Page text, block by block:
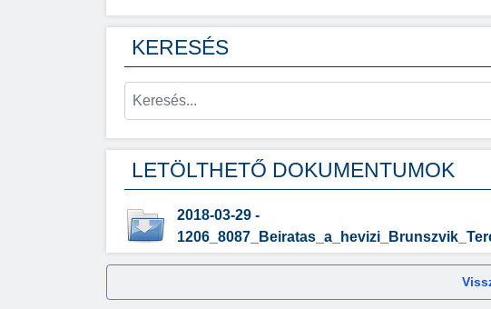
KERESÉS
LETÖLTHETŐ DOKUMENTUMOK
2018-03-29 -